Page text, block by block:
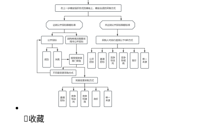
收藏